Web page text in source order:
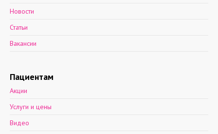
Новости
Статьи
Вакансии
Пациентам
Акции
Услуги и цены
Видео